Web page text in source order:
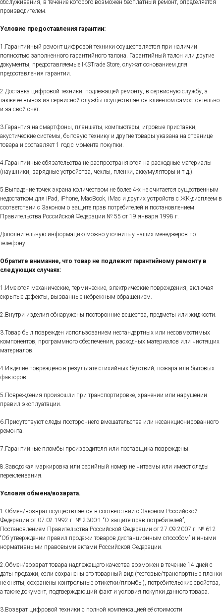
обслуживания, в течение которого возможен бесплатный ремонт, определяется
производителем.
Условие предоставления гарантии:
1.Гарантийный ремонт цифровой техники осуществляется при наличии
полностью заполненного гарантийного талона. Гарантийный талон или другие
документы, предоставляемые IKSTrade Store, служат основанием для
предоставления гарантии.
2.Доставка цифровой техники, подлежащей ремонту, в сервисную службу, а
также её вывоз из сервисной службы осуществляется клиентом самостоятельно
и за свой счет.
3.Гарантия на смартфоны, планшеты, компьютеры, игровые приставки,
акустические системы, бытовую технику и другие товары указана на странице
товара и составляет 1 год с момента покупки.
4.Гарантийные обязательства не распространяются на расходные материалы
(наушники, зарядные устройства, чехлы, пленки, аккумуляторы и т.д.).
5.Выпадение точек экрана количеством не более 4-х не считается существенным
недостатком для iPad, iPhone, MacBook, iMac и других устройств с ЖК-дисплеем в
соответствии с Законом о защите прав потребителей и постановлением
Правительства Российской Федерации № 55 от 19 января 1998 г.
Дополнительную информацию можно уточнить у наших менеджеров по
телефону.
Обратите внимание, что товар не подлежит гарантийному ремонту в
следующих случаях:
1.Имеются механические, термические, электрические повреждения, включая
скрытые дефекты, вызванные небрежным обращением.
2.Внутри изделия обнаружены посторонние вещества, предметы или жидкости.
3.Товар был поврежден использованием нестандартных или несовместимых
компонентов, программного обеспечения, расходных материалов или чистящих
материалов.
4.Изделие повреждено в результате стихийных бедствий, пожара или бытовых
факторов.
5.Повреждения произошли при транспортировке, хранении или нарушении
правил эксплуатации.
6.Присутствуют следы постороннего вмешательства или несанкционированного
ремонта.
7.Гарантийные пломбы производителя или поставщика повреждены.
8.Заводская маркировка или серийный номер не читаемы или имеют следы
переклеивания.
Условия обмена/возврата.
1.Обмен/возврат осуществляется в соответствии с Законом Российской
Федерации от 07.02.1992 г. № 2300-1 “О защите прав потребителей”,
Постановлением Правительства Российской Федерации от 27.09.2007 г. № 612
“Об утверждении правил продажи товаров дистанционным способом” и иными
нормативными правовыми актами Российской Федерации.
2.Обмен/возврат товара надлежащего качества возможен в течение 14 дней с
даты продажи, если сохранены его товарный вид (тестовые/транспортные пленки
не сняты, сохранены контрольные этикетки/пломбы), потребительские свойства,
а также документ, подтверждающий факт и условия покупки данного товара.
3.Возврат цифровой техники с полной компенсацией её стоимости